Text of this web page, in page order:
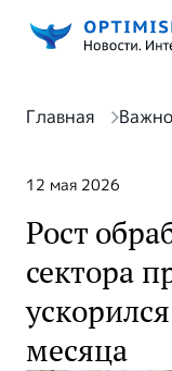
Главная
12 мая 2026
Рост
сектора
месяца